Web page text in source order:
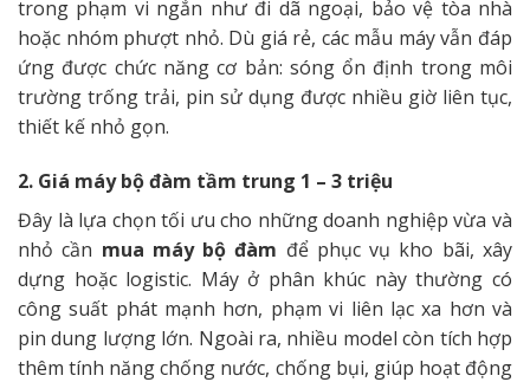
trong phạm vi ngắn như đi dã ngoại, bảo vệ tòa nhà
hoặc nhóm phượt nhỏ. Dù giá rẻ, các mẫu máy vẫn đáp
ứng được chức năng cơ bản: sóng ổn định trong môi
trường trống trải, pin sử dụng được nhiều giờ liên tục,
thiết kế nhỏ gọn.
2. Giá máy bộ đàm tầm trung 1 – 3 triệu
Đây là lựa chọn tối ưu cho những doanh nghiệp vừa và
nhỏ cần mua máy bộ đàm để phục vụ kho bãi, xây
dựng hoặc logistic. Máy ở phân khúc này thường có
công suất phát mạnh hơn, phạm vi liên lạc xa hơn và
pin dung lượng lớn. Ngoài ra, nhiều model còn tích hợp
thêm tính năng chống nước, chống bụi, giúp hoạt động